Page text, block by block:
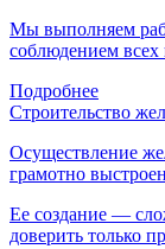
Мы выполняем
соблюдением всех
Подробнее
Строительство
Осуществление
грамотно
Ее создание —
доверить только